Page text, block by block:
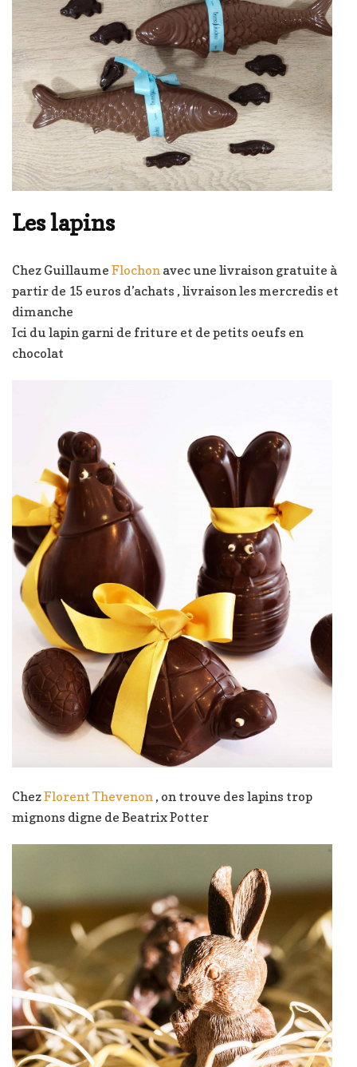
Les lapins
Chez Guillaume Flochon avec une livraison gratuite à
partir de 15 euros d’achats , livraison les mercredis et
dimanche
Ici du lapin garni de friture et de petits oeufs en
chocolat
ChezFlorent Thevenon , on trouve des lapins trop
mignons digne de Beatrix Potter